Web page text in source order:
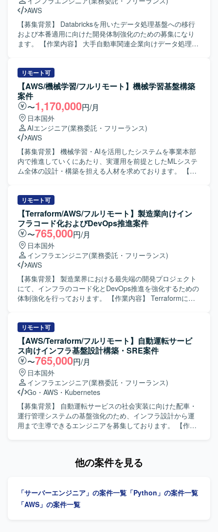
事業への貢献を強く意識し、失敗を恐れず挑戦し、その経
験から得た学びを共有できる方にご活躍いただきたいと考
えております。HRTの精神を大切にしながら、状況に応じ
てリーダーシップを発揮してプロジェクトを前に進めてい
ただきます。 【ポジションの魅力】 長期的なリプレイスプ
とができます。フロントエンドからバックエンド、インフ
ラまで幅広い技術領域に関与できるため、フルスタックエ
ンジニアとしてのスキルを大きく伸ばしていただけます。
【開発環境】 Reactを中心としたフロントエンド環境と、
PHP／Ruby／Go／Python などを用いたバックエンド環境
を想定しております。AWSまたはGCP上にインフラを構築
し、IaCを用いた構成管理を行っていただきます。Next.js
や AppRouter などのモダンな技術スタックを取り入れた開
発も行っていただく可能性があります。
AWS
【募集背景】 Databricksを用いたデータ処理基盤への移行
および本番適用に向けた開発体制強化のための募集になり
ます。 【作業内容】 大手自動車関連企業向けデータ処理基
なかった要件をDatabricksで実現するため、本番適用に向け
た運用設計およびインフラ基盤構築を行っていただきま
す。 具体的には、各サービス開発者に対するDatabricks移
行に向けた支援や各種調整、Databricks環境での運用設計お
よび運用手順書の作成、AWSおよびTerraform等を用いたイ
ンフラ基盤環境の構築などを実施していただきます。 【求
める人物像】 関係部署や開発者とのコミュニケーションを
円滑に行いながら、主体的に課題整理と調整を進めていた
だける方を求めております。 【ポジションの魅力】
Databricksを中心とした最新のデータ処理基盤の設計・構築
に携わることができ、大規模分散処理基盤の知見を深める
としてのスキルを幅広く磨いていただけます。 【開発環
境】 Databricks, AWS, Terraform などを用いたデータ処理
基盤およびインフラ基盤構成になります。
リモート可
【AWS/機械学習/フルリモート】機械学習基盤構築
案件
〜1,170,000円/月
日本国外
AIエンジニア(業務委託・フリーランス)
AWS
【募集背景】 機械学習・AIを活用したシステムを事業本部
内で推進していくにあたり、実運用を前提としたMLシステ
ム全体の設計・構築を担える人材を求めております。 【作
ンの構築や、API、バッチ処理、データ基盤、ストレージ、
監視などを組み合わせたアーキテクチャ設計を行っていた
だきます。 本番運用を想定したモデル管理、デプロイ、監
視、ログ収集、障害対応、性能改善までを一貫して対応し
ていただきます。 CI/CD、IaC、コンテナ等を活用した開
発・運用基盤の整備や、AWS環境における権限・セキュリ
ティ設計もご担当いただきます。 要件整理、アーキテクチ
ャ設計、実装、テスト、運用設計までの一連の工程を推進
していただきます。 【求める人物像】 モデル開発だけでな
く、実運用を見据えたシステム全体の設計・構築ができる
方を求めております。 機械学習、クラウド、アプリケーシ
主体的に進められる方が望ましいです。 長期的な保守性、
拡張性、セキュリティを意識して設計できる方を歓迎いた
します。 【ポジションの魅力】 機械学習モデルの構築にと
どまらず、データ前処理から学習、評価、推論、再学習、
モデル管理、監視、障害対応までを含めたMLシステム全体
の設計・構築に携わることができます。 AWS SageMaker
をはじめとしたクラウドサービスやマイクロサービスを組
み合わせた先進的なアーキテクチャに関わる機会があり、
MLOps やインフラ、セキュリティを含めた横断的なスキル
を高めていただけます。 【開発環境】 AWS 環境（AWS
SageMaker 等）を活用した機械学習システムおよびMLOps
リモート可
【Terraform/AWS/フルリモート】製造業向けイン
フラコード化およびDevOps推進案件
〜765,000円/月
日本国外
インフラエンジニア(業務委託・フリーランス)
AWS
【募集背景】 製造業界における最先端の開発プロジェクト
にて、インフラのコード化とDevOps推進を強化するための
体制強化を行っております。 【作業内容】 Terraformによ
ード作成およびコードレビュー対応、Terraformのアプライ
作業と、それに伴う関係各所への連携・通知・調整を実施
していただきます。 また、CI/CDおよび評価運用の仕組み
化として、開発・運用基盤における効率的なCIプロセスの
設計および実装、開発環境（コードエディター）の整備と
ドキュメント化、クラウド上のWeb操作からコードエディ
ターへの移行に伴う拡張機能やツールの設定・検証、手順
書や仕様書の作成・アップデートのサポートを行っていた
だきます。 【求める人物像】 インフラのコード化や
DevOpsに主体的に取り組み、チームと連携しながら開発全
体の生産性向上に貢献していただける方を求めておりま
らず、CI/CDの仕組み化やエディター環境の整備など、
コード化および主要クラウドサービス（AWSなど）上での
環境構築・運用を行う開発環境となっております。
リモート可
【AWS/Terraform/フルリモート】自動運転サービ
ス向けインフラ基盤設計構築・SRE案件
〜765,000円/月
日本国外
インフラエンジニア(業務委託・フリーランス)
Go ・ AWS ・ Kubernetes
【募集背景】 自動運転サービスの社会実装に向けた配車・
運行管理システムの基盤強化のため、インフラ設計から運
用まで主導できるエンジニアを募集しております。 【作業
画し、アーキテクト設計や基本設計（主にセキュリティや
最適化を主導していただきます。 具体的には、開発および
サービス提供基盤のアーキテクト設計や基本設計、DevOps
他の案件を見る
「サーバーエンジニア」の案件一覧 「Python」の案件一覧
「AWS」の案件一覧